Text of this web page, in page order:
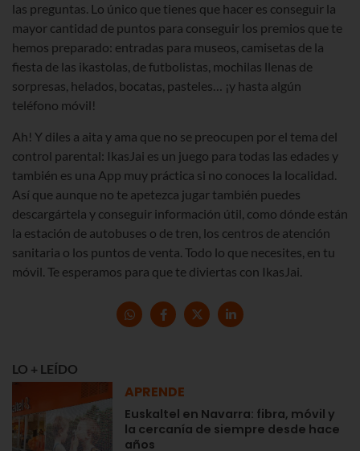
las preguntas. Lo único que tienes que hacer es conseguir la
mayor cantidad de puntos para conseguir los premios que te
hemos preparado: entradas para museos, camisetas de la
fiesta de las ikastolas, de futbolistas, mochilas llenas de
sorpresas, helados, bocatas, pasteles… ¡y hasta algún
teléfono móvil!
Ah! Y diles a aita y ama que no se preocupen por el tema del
control parental: IkasJai es un juego para todas las edades y
también es una App muy práctica si no conoces la localidad.
Así que aunque no te apetezca jugar también puedes
descargártela y conseguir información útil, como dónde están
la estación de autobuses o de tren, los centros de atención
sanitaria o los puntos de venta. Todo lo que necesites, en tu
móvil. Te esperamos para que te diviertas con IkasJai.
LO + LEÍDO
APRENDE
Euskaltel en Navarra: fibra, móvil y
la cercanía de siempre desde hace
años